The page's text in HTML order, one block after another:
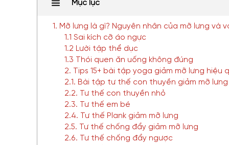
Mục lục
1. Mỡ lưng là gì? Nguyên nhân của mỡ lưng và
1.1 Sai kích cỡ áo ngực
1.2 Lười tập thể dục
1.3 Thói quen ăn uống không đúng
2. Tips 15+ bài tập yoga giảm mỡ lưng hiệu
2.1. Bài tập tư thế con thuyền giảm mỡ lưng
2.2. Tư thế con thuyền nhỏ
2.3. Tư thế em bé
2.4. Tư thế Plank giảm mỡ lưng
2.5. Tư thế chống đẩy giảm mỡ lưng
2.6. Tư thế chống đẩy ngược